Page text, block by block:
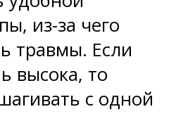
из-за чего
травмы. Если
высока, то
с одной